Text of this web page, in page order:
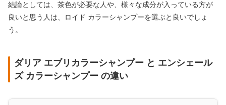
結論としては、茶色が必要な人や、様々な成分が入っている方が
良いと思う人は、ロイド カラーシャンプーを選ぶと良いでしょ
う。
ダリア エブリカラーシャンプー と エンシェール
ズ カラーシャンプー の違い